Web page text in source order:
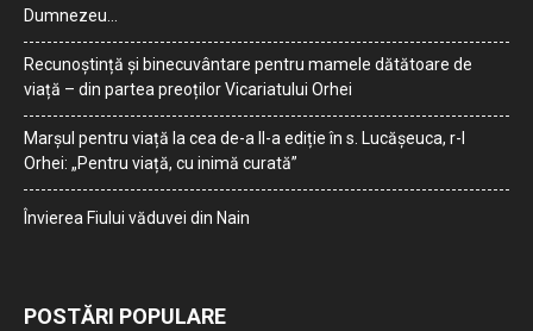
Dumnezeu…
Recunoștință și binecuvântare pentru mamele dătătoare de
viață – din partea preoților Vicariatului Orhei
Marșul pentru viață la cea de-a II-a ediție în s. Lucășeuca, r-l
Orhei: „Pentru viață, cu inimă curată”
Învierea Fiului văduvei din Nain
POSTĂRI POPULARE